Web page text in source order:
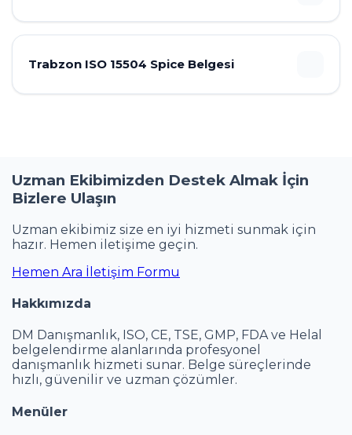
Trabzon ISO 15504 Spice Belgesi
Uzman Ekibimizden Destek Almak İçin
Bizlere Ulaşın
Uzman ekibimiz size en iyi hizmeti sunmak için
hazır. Hemen iletişime geçin.
Hemen Ara İletişim Formu
Hakkımızda
DM Danışmanlık, ISO, CE, TSE, GMP, FDA ve Helal
belgelendirme alanlarında profesyonel
danışmanlık hizmeti sunar. Belge süreçlerinde
hızlı, güvenilir ve uzman çözümler.
Menüler